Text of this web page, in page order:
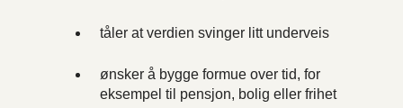
tåler at verdien svinger litt underveis
ønsker å bygge formue over tid, for
eksempel til pensjon, bolig eller frihet